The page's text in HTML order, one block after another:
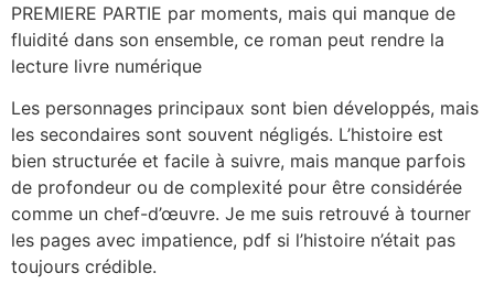
PREMIERE PARTIE par moments, mais qui manque de
fluidité dans son ensemble, ce roman peut rendre la
lecture livre numérique
Les personnages principaux sont bien développés, mais
les secondaires sont souvent négligés. L’histoire est
bien structurée et facile à suivre, mais manque parfois
de profondeur ou de complexité pour être considérée
comme un chef-d’œuvre. Je me suis retrouvé à tourner
les pages avec impatience, pdf si l’histoire n’était pas
toujours crédible.